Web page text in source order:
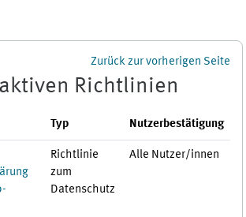
Zurück zur vorherigen Seite
Richtlinien
Typ Nutzerbestätigung
Richtlinie
zum
Datenschutz
Alle Nutzer/innen